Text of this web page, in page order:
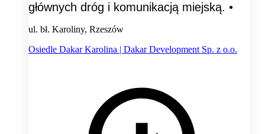
głównych dróg i komunikacją miejską. •
ul. bł. Karoliny, Rzeszów
Osiedle Dakar Karolina | Dakar Development Sp. z o.o.